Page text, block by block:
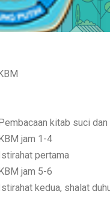
kitab suci
jam 1-4
pertama
jam 5-6
kedua, shalat